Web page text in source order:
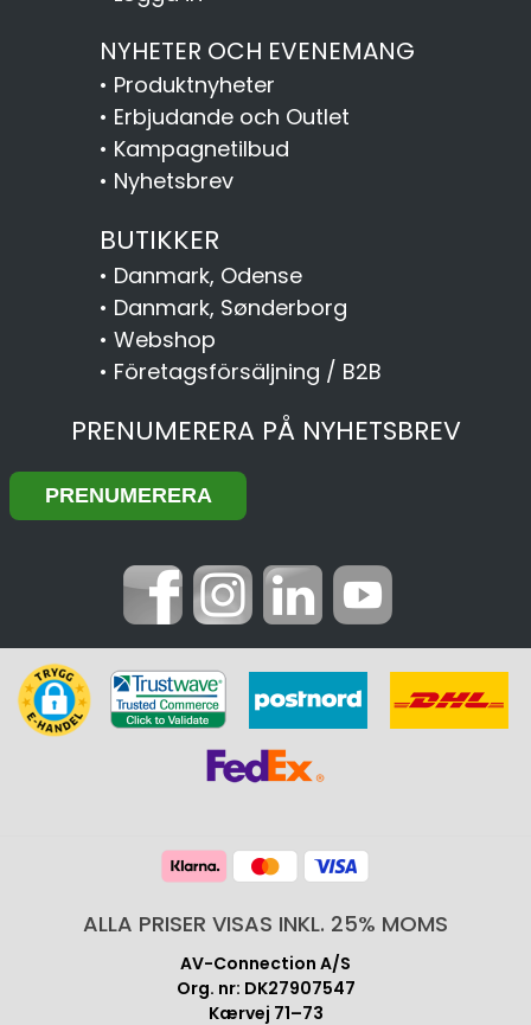
NYHETER OCH EVENEMANG
• Produktnyheter
• Erbjudande och Outlet
• Kampagnetilbud
• Nyhetsbrev
BUTIKKER
• Danmark, Odense
• Danmark, Sønderborg
• Webshop
• Företagsförsäljning / B2B
PRENUMERERA PÅ NYHETSBREV
ALLA PRISER VISAS INKL. 25% MOMS
AV-Connection A/S
Org. nr: DK27907547
Kærvej 71–73